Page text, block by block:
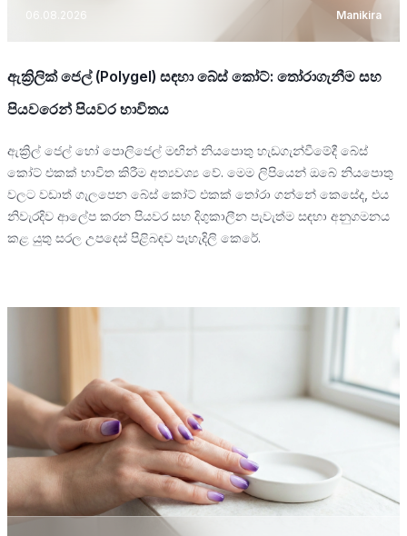
06.08.2026 Manikira
ඇක්‍රිලික් ජෙල් (Polygel) සඳහා බේස් කෝට්: තෝරාගැනීම සහ
පියවරෙන් පියවර භාවිතය
ඇක්‍රිල් ජෙල් හෝ පොලිජෙල් මඟින් නියපොතු හැඩගැන්වීමේදී බේස්
කෝට් එකක් භාවිත කිරීම අත්‍යවශ්‍ය වේ. මෙම ලිපියෙන් ඔබේ නියපොතු
වලට වඩාත් ගැලපෙන බේස් කෝට් එකක් තෝරා ගන්නේ කෙසේද, එය
නිවැරදිව ආලේප කරන පියවර සහ දිගුකාලීන පැවැත්ම සඳහා අනුගමනය
කළ යුතු සරල උපදෙස් පිළිබඳව පැහැදිලි කෙරේ.